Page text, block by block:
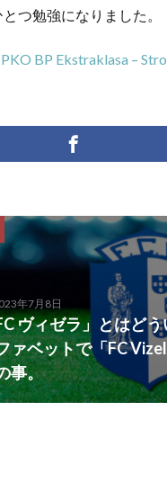
とつ勉強になりました。
PKO BP Ekstraklasa –
年7月8日
ヴィゼラ」とはど
ァベットで「FC
事。